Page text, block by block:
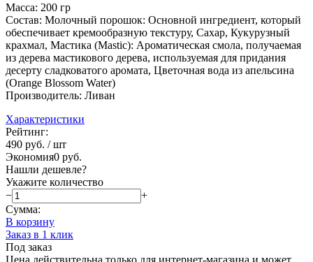
Масса: 200 гр
Состав: Молочный порошок: Основной ингредиент, который
обеспечивает кремообразную текстуру, Сахар, Кукурузный
крахмал, Мастика (Mastic): Ароматическая смола, получаемая
из дерева мастикового дерева, используемая для придания
десерту сладковатого аромата, Цветочная вода из апельсина
(Orange Blossom Water)
Производитель: Ливан
Характеристики
Рейтинг:
490 руб. / шт
Экономия0 руб.
Нашли дешевле?
Укажите количество
−
+
Сумма:
В корзину
Заказ в 1 клик
Под заказ
Цена действительна только для интернет-магазина и может